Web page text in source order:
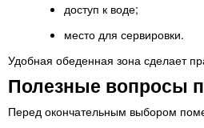
доступ к воде;
место для сервировки.
Удобная обеденная зона сделает
Полезные вопросы
Перед окончательным выбором